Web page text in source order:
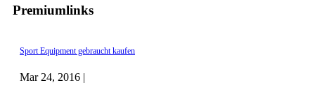
Premiumlinks
Sport Equipment gebraucht kaufen
Mar 24, 2016 |